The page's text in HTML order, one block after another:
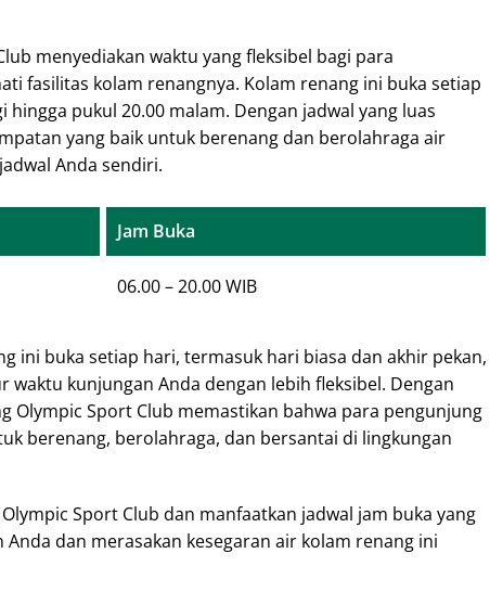
menyediakan waktu yang fleksibel bagi para
fasilitas kolam renangnya. Kolam renang ini buka setiap
pukul 20.00 malam. Dengan jadwal yang luas
yang baik untuk berenang dan berolahraga air
Anda sendiri.
Jam Buka
06.00 – 20.00 WIB
ini buka setiap hari, termasuk hari biasa dan akhir pekan,
waktu kunjungan Anda dengan lebih fleksibel. Dengan
Olympic Sport Club memastikan bahwa para pengunjung
berenang, berolahraga, dan bersantai di lingkungan
Sport Club dan manfaatkan jadwal jam buka yang
dan merasakan kesegaran air kolam renang ini